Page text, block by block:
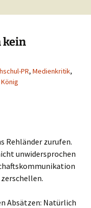
kein
PR, Medienkritik,
Rehländer zurufen.
unwidersprochen
Absätzen: Natürlich